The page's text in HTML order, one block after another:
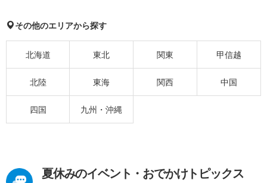
その他のエリアから探す
北海道 東北 関東 甲信越
北陸 東海 関西 中国
四国 九州・沖縄
夏休みのイベント・おでかけトピックス